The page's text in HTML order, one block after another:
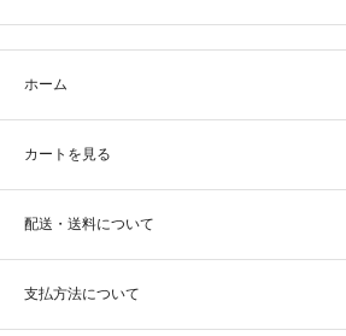
ホーム
カートを見る
配送・送料について
支払方法について